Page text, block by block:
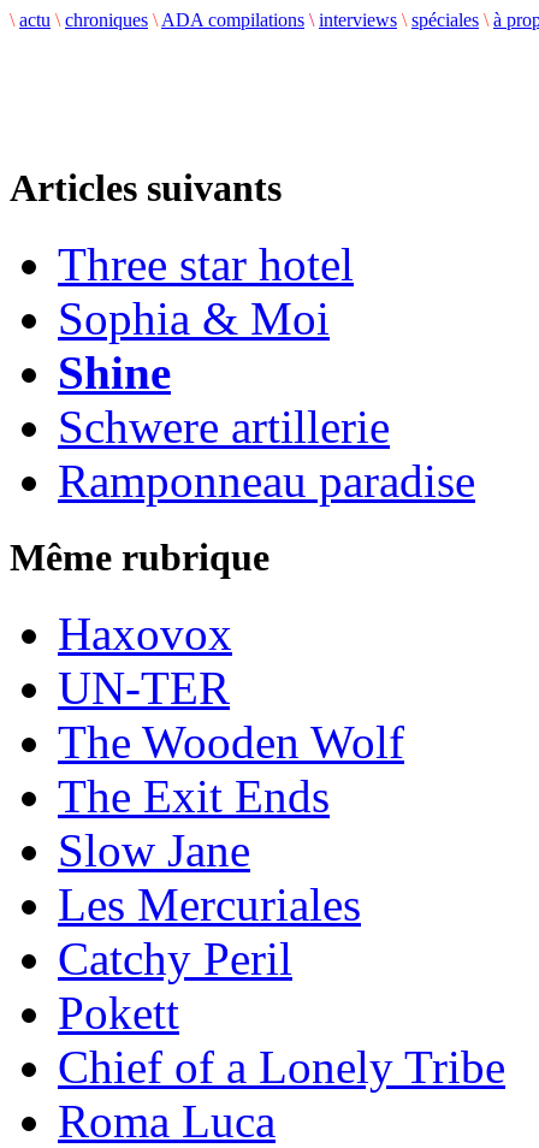
\ actu \ chroniques \ ADA compilations \ interviews \ spéciales \ à
Articles suivants
Three star hotel
Sophia & Moi
Shine
Schwere artillerie
Ramponneau paradise
Même rubrique
Haxovox
UN-TER
The Wooden Wolf
The Exit Ends
Slow Jane
Les Mercuriales
Catchy Peril
Pokett
Chief of a Lonely Tribe
Roma Luca